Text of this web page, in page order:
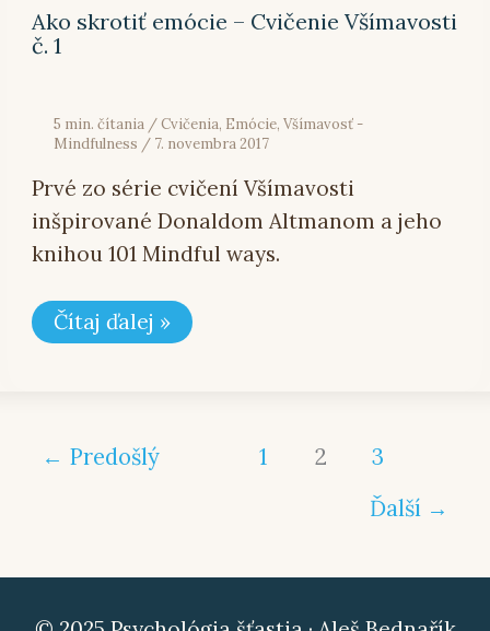
Ako skrotiť emócie – Cvičenie Všímavosti
č. 1
5 min. čítania/Cvičenia, Emócie, Všímavosť -
Mindfulness / 7. novembra 2017
Prvé zo série cvičení Všímavosti
inšpirované Donaldom Altmanom a jeho
knihou 101 Mindful ways.
–
Cvičenie
Všímavosti
Čítaj ďalej »
← Predošlý 1 2
3
Ďalší →